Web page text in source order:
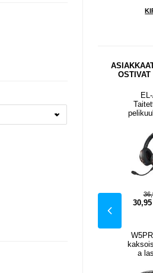
C-
iPhone 15
-
30,95
a
16G